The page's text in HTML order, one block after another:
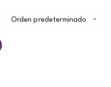
Orden predeterminado